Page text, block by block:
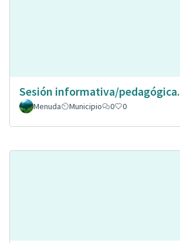
Sesión informativa/pedagógica.
Menuda
Municipio 0 0